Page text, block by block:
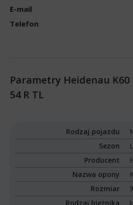
E-mail
Telefon
Parametry Heidenau K60
54 R TL
Rodzaj pojazdu
Sezon
Producent
Nazwa opony
Rozmiar
Rodzaj bieżnika